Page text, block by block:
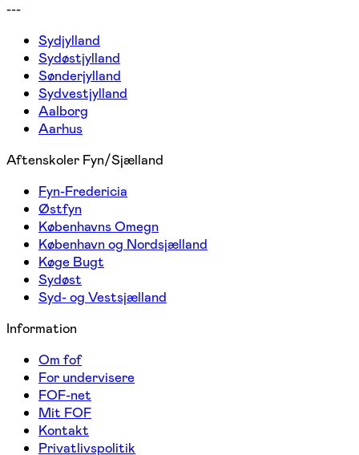
---
Sydjylland
Sydøstjylland
Sønderjylland
Sydvestjylland
Aalborg
Aarhus
Aftenskoler Fyn/Sjælland
Fyn-Fredericia
Østfyn
Københavns Omegn
København og Nordsjælland
Køge Bugt
Sydøst
Syd- og Vestsjælland
Information
Om fof
For undervisere
FOF-net
Mit FOF
Kontakt
Privatlivspolitik